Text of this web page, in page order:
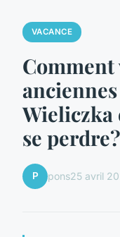
VACANCE
Wieliczka
se perdre?
P pons25 avril